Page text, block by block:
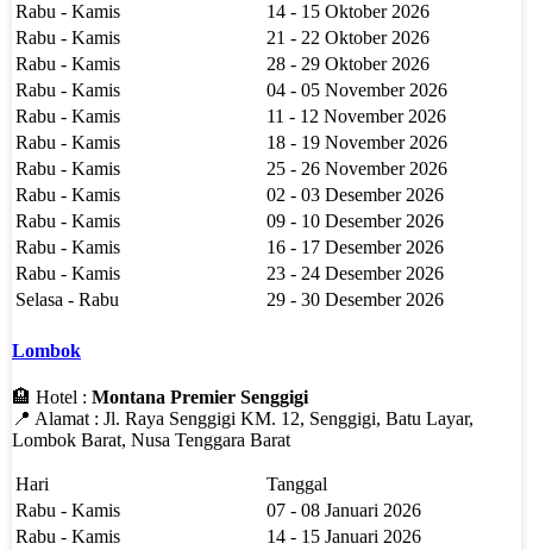
Rabu - Kamis
14 - 15 Oktober 2026
Rabu - Kamis
21 - 22 Oktober 2026
Rabu - Kamis
28 - 29 Oktober 2026
Rabu - Kamis
04 - 05 November 2026
Rabu - Kamis
11 - 12 November 2026
Rabu - Kamis
18 - 19 November 2026
Rabu - Kamis
25 - 26 November 2026
Rabu - Kamis
02 - 03 Desember 2026
Rabu - Kamis
09 - 10 Desember 2026
Rabu - Kamis
16 - 17 Desember 2026
Rabu - Kamis
23 - 24 Desember 2026
Selasa - Rabu
29 - 30 Desember 2026
Lombok
🏨 Hotel : Montana Premier Senggigi
📍 Alamat : Jl. Raya Senggigi KM. 12, Senggigi, Batu Layar,
Lombok Barat, Nusa Tenggara Barat
Hari
Tanggal
Rabu - Kamis
07 - 08 Januari 2026
Rabu - Kamis
14 - 15 Januari 2026